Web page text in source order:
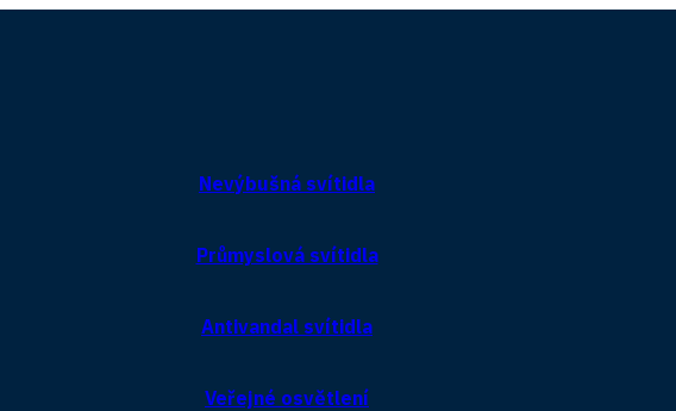
Nevýbušná svítidla
Průmyslová svítidla
Antivandal svítidla
Veřejné osvětlení